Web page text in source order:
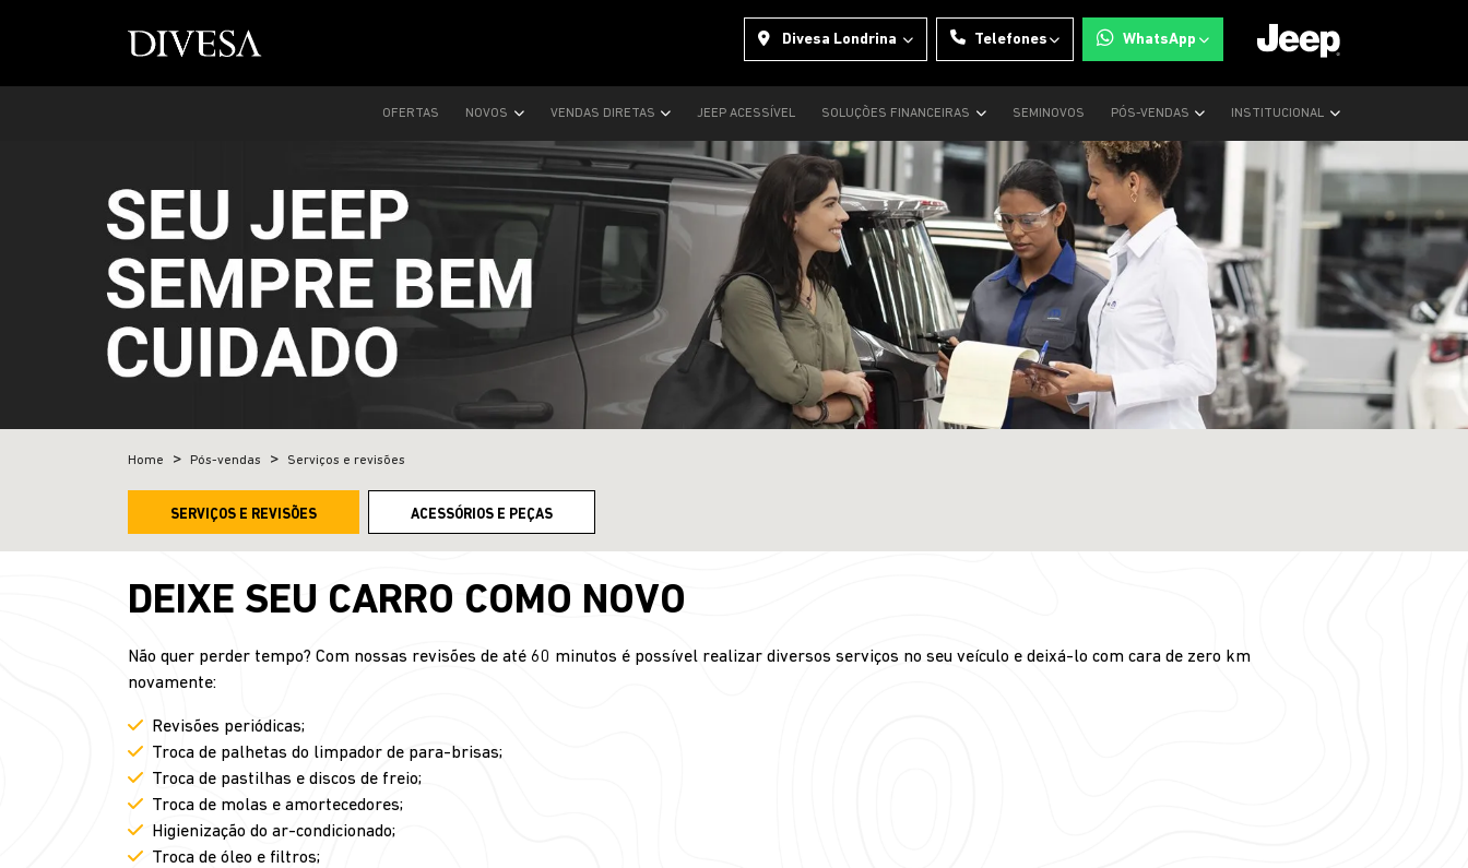
Divesa Londrina Telefones WhatsApp
OFERTAS NOVOS VENDAS DIRETAS JEEP ACESSÍVEL SOLUÇÕES FINANCEIRAS SEMINOVOS PÓS-VENDAS INSTITUCIONAL
Home Pós-vendas Serviços e revisões
SERVIÇOS E REVISÕES ACESSÓRIOS E PEÇAS
DEIXE SEU CARRO COMO NOVO
Não quer perder tempo? Com nossas revisões de até 60 minutos é possível realizar diversos serviços no seu veículo e deixá-lo com cara de zero km
novamente:
Revisões periódicas;
Troca de palhetas do limpador de para-brisas;
Troca de pastilhas e discos de freio;
Troca de molas e amortecedores;
Higienização do ar-condicionado;
Troca de óleo e filtros;